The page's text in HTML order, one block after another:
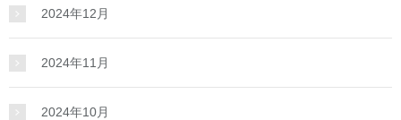
2024年12月
2024年11月
2024年10月